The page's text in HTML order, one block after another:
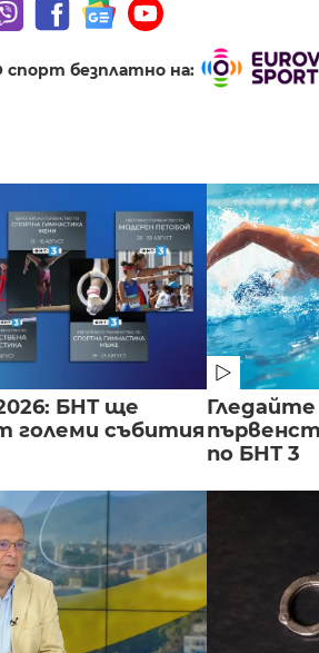
безплатно на:
БНТ ще
големи събития
по БНТ 3